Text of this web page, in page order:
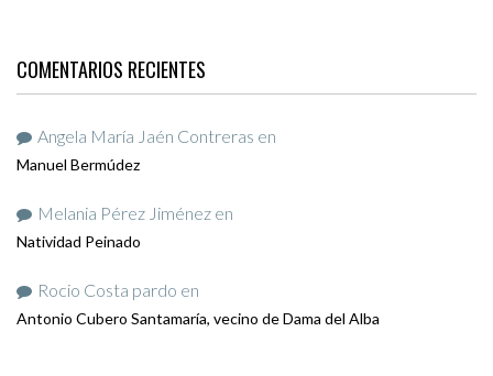
COMENTARIOS RECIENTES
Angela María Jaén Contreras en
Manuel Bermúdez
Melania Pérez Jiménez en
Natividad Peinado
Rocio Costa pardo en
Antonio Cubero Santamaría, vecino de Dama del Alba